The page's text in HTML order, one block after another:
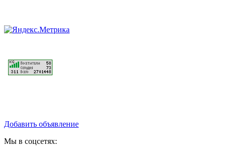
Добавить объявление
Мы в соцсетях: